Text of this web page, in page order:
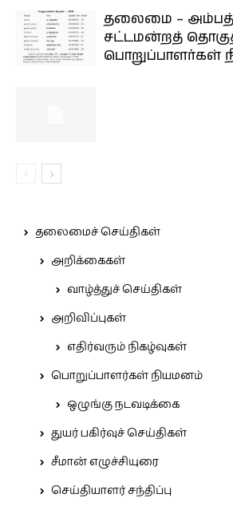
தலைமை –
சட்டமன்றத்
பொறுப்பாளர்கள்
தலைமைச் செய்திகள்
அறிக்கைகள்
வாழ்த்துச் செய்திகள்
அறிவிப்புகள்
எதிர்வரும் நிகழ்வுகள்
பொறுப்பாளர்கள் நியமனம்
ஒழுங்கு நடவடிக்கை
துயர் பகிர்வுச் செய்திகள்
சீமான் எழுச்சியுரை
செய்தியாளர் சந்திப்பு